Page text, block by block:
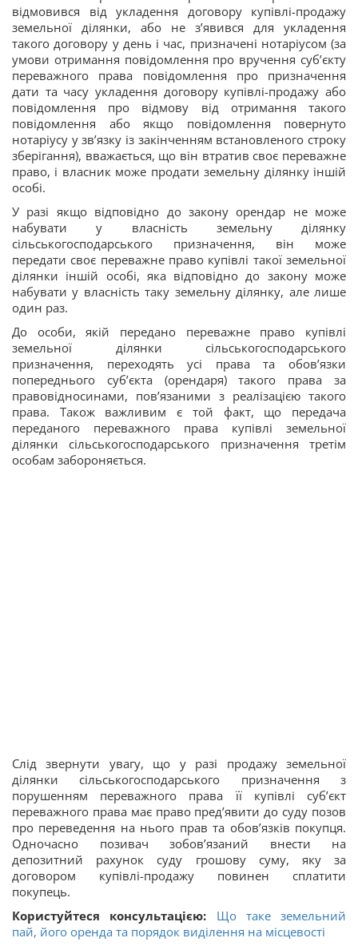
відмовився від укладення договору купівлі-продажу
земельної ділянки, або не з’явився для укладення
такого договору у день і час, призначені нотаріусом (за
умови отримання повідомлення про вручення суб’єкту
переважного права повідомлення про призначення
дати та часу укладення договору купівлі-продажу або
повідомлення про відмову від отримання такого
повідомлення або якщо повідомлення повернуто
нотаріусу у зв’язку із закінченням встановленого строку
зберігання), вважається, що він втратив своє переважне
право, і власник може продати земельну ділянку іншій
особі.
У разі якщо відповідно до закону орендар не може
набувати у власність земельну ділянку
сільськогосподарського призначення, він може
передати своє переважне право купівлі такої земельної
ділянки іншій особі, яка відповідно до закону може
набувати у власність таку земельну ділянку, але лише
один раз.
До особи, якій передано переважне право купівлі
земельної ділянки сільськогосподарського
призначення, переходять усі права та обов’язки
попереднього суб’єкта (орендаря) такого права за
правовідносинами, пов’язаними з реалізацією такого
права. Також важливим є той факт, що передача
переданого переважного права купівлі земельної
ділянки сільськогосподарського призначення третім
особам забороняється.
Слід звернути увагу, що у разі продажу земельної
ділянки сільськогосподарського призначення з
порушенням переважного права її купівлі суб’єкт
переважного права має право пред’явити до суду позов
про переведення на нього прав та обов’язків покупця.
Одночасно позивач зобов’язаний внести на
депозитний рахунок суду грошову суму, яку за
договором купівлі-продажу повинен сплатити
покупець.
Користуйтеся консультацією: Що таке земельний
пай, його оренда та порядок виділення на місцевості